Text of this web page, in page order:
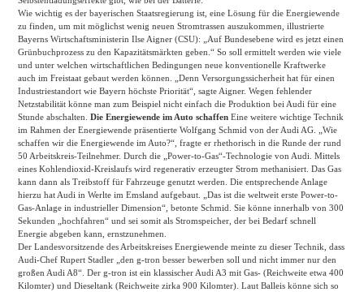
Wie wichtig es der bayerischen Staatsregierung ist, eine Lösung für die Energiewende
zu finden, um mit möglichst wenig neuen Stromtrassen auszukommen, illustrierte
Bayerns Wirtschaftsministerin Ilse Aigner (CSU): „Auf Bundesebene wird es jetzt einen
Grünbuchprozess zu den Kapazitätsmärkten geben.“ So soll ermittelt werden wie viele
und unter welchen wirtschaftlichen Bedingungen neue konventionelle Kraftwerke
auch im Freistaat gebaut werden können. „Denn Versorgungssicherheit hat für einen
Industriestandort wie Bayern höchste Priorität“, sagte Aigner. Wegen fehlender
Netzstabilität könne man zum Beispiel nicht einfach die Produktion bei Audi für eine
Stunde abschalten.Die Energiewende im Auto schaffen Eine weitere wichtige Technik
im Rahmen der Energiewende präsentierte Wolfgang Schmid von der Audi AG. „Wie
schaffen wir die Energiewende im Auto?“, fragte er rhethorisch in die Runde der rund
50 Arbeitskreis-Teilnehmer. Durch die „Power-to-Gas“-Technologie von Audi. Mittels
eines Kohlendioxid-Kreislaufs wird regenerativ erzeugter Strom methanisiert. Das Gas
kann dann als Treibstoff für Fahrzeuge genutzt werden. Die entsprechende Anlage
hierzu hat Audi in Werlte im Emsland aufgebaut. „Das ist die weltweit erste Power-to-
Gas-Anlage in industrieller Dimension“, betonte Schmid. Sie könne innerhalb von 300
Sekunden „hochfahren“ und sei somit als Stromspeicher, der bei Bedarf schnell
Energie abgeben kann, ernstzunehmen.
Der Landesvorsitzende des Arbeitskreises Energiewende meinte zu dieser Technik, dass
Audi-Chef Rupert Stadler „den g-tron besser bewerben soll und nicht immer nur den
großen Audi A8“. Der g-tron ist ein klassischer Audi A3 mit Gas- (Reichweite etwa 400
Kilomter) und Dieseltank (Reichweite zirka 900 Kilomter). Laut Balleis könne sich so